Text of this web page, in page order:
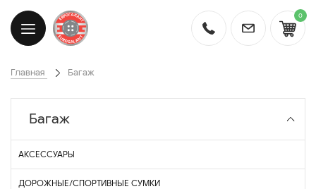
0
Главная Багаж
Багаж
АКСЕССУАРЫ
ДОРОЖНЫЕ/СПОРТИВНЫЕ СУМКИ